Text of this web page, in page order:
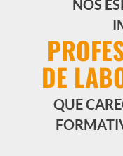
NOS
DE
QUE